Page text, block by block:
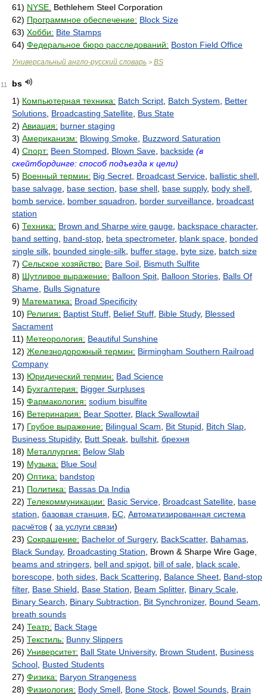
61) NYSE. Bethlehem Steel Corporation
62) Программное обеспечение: Block Size
63) Хобби: Bite Stamps
64) Федеральное бюро расследований: Boston Field Office
Универсальный англо-русский словарь > BS
11
bs
1) Компьютерная техника: Batch Script Batch System
Better
Solutions Broadcasting Satellite Bus State
2) Авиация: burner staging
3) Американизм: Blowing Smoke Buzzword Saturation
4) Спорт: Been Stomped Blown Save backside (в
скейтбординге: способ подъезда к цели)
5) Военный термин: Big Secret Broadcast Service ballistic shell
base salvage base section base shell base supply, body shell
bomb service bomber squadron border surveillance broadcast
station
6) Техника: Brown and Sharpe wire gauge backspace character,
band setting
band-stop beta spectrometer, blank space bonded
single silk bounded single-silk buffer stage byte size batch size
7) Сельское хозяйство: Bare Soil Bismuth Sulfite
8) Шутливое выражение: Balloon Spit Balloon Stories Balls Of
Shame Bulls Signature
9) Математика: Broad Specificity
10) Религия: Baptist Stuff Belief Stuff Bible Study, Blessed
Sacrament
11) Метеорология: Beautiful Sunshine
12) Железнодорожный термин: Birmingham Southern Railroad
Company
13) Юридический термин: Bad Science
14) Бухгалтерия: Bigger Surpluses
15) Фармакология: sodium bisulfite
16) Ветеринария: Bear Spotter, Black Swallowtail
17) Грубое выражение: Bilingual Scam Bit Stupid Bitch Slap
Business Stupidity, Butt Speak bullshit брехня
18) Металлургия: Below Slab
19) Музыка: Blue Soul
20) Оптика: bandstop
21) Политика: Bassas Da India
22) Телекоммуникации: Basic Service Broadcast Satellite base
station базовая станция БС Автоматизированная система
расчётов ( за услуги связи)
23) Сокращение: Bachelor of Surgery, BackScatter, Bahamas
Black Sunday, Broadcasting Station , Brown & Sharpe Wire Gage,
beams and stringers bell and spigot bill of sale black scale
borescope both sides Back Scattering Balance Sheet Band-stop
filter, Base Shield Base Station Beam Splitter, Binary Scale
Binary Search
Binary Subtraction Bit Synchronizer, Bound Seam
breath sounds
24) Театр: Back Stage
25) Текстиль: Bunny Slippers
26) Университет: Ball State University, Brown Student Business
School Busted Students
27) Физика: Baryon Strangeness
28) Физиология: Body Smell Bone Stock Bowel Sounds Brain